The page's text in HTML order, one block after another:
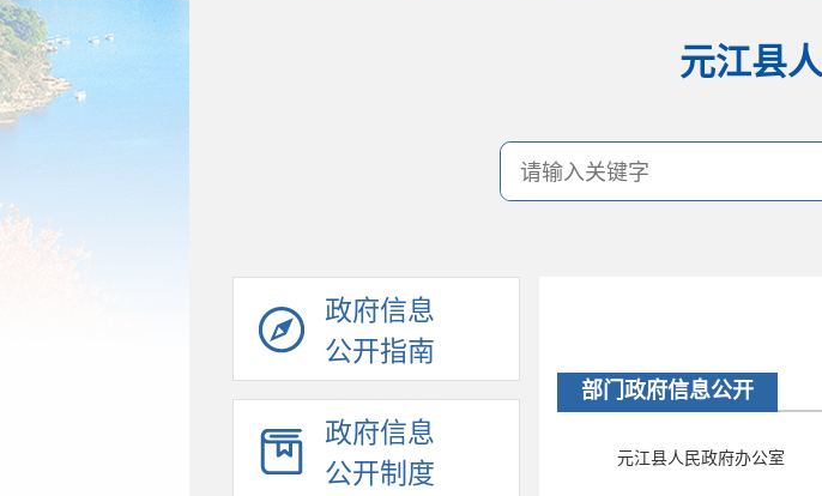
元江县
政府信息
公开指南
政府信息
公开制度
部门政府信息公开
元江县人民政府办公室